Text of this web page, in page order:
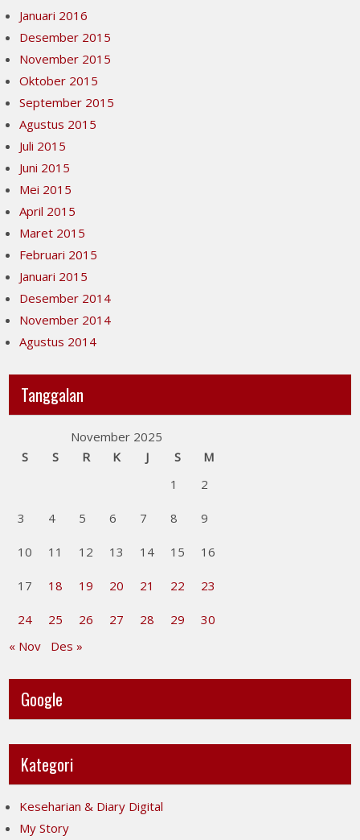
Januari 2016
Desember 2015
November 2015
Oktober 2015
September 2015
Agustus 2015
Juli 2015
Juni 2015
Mei 2015
April 2015
Maret 2015
Februari 2015
Januari 2015
Desember 2014
November 2014
Agustus 2014
Tanggalan
November 2025
S
S R K J S
M
1
2
3 4 5 6 7 8 9
10 11 12 13 14 15 16
17 18 19 20 21 22 23
24 25 26 27 28 29
30
« Nov
Des »
Google
Kategori
Keseharian & Diary Digital
My Story